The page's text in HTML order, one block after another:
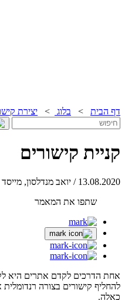
דף הבית > בלוג > יצירת
קניית קישורים
13.08.2020 / יואב מנדלסון, מייסד ומנכ"ל
שתפו את המאמר
אחת הדרכים לקדם אתרים היא
להחליף קישורים בצורה
כאלה.